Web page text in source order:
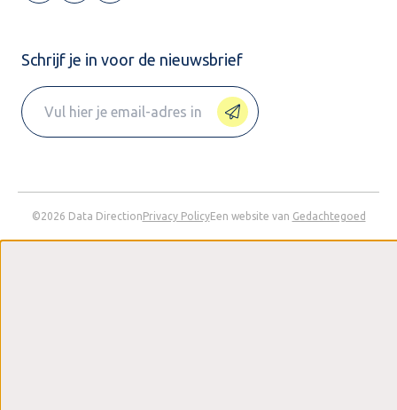
Schrijf je in voor de nieuwsbrief
©2026 Data DirectionPrivacy PolicyEen website van Gedachtegoed